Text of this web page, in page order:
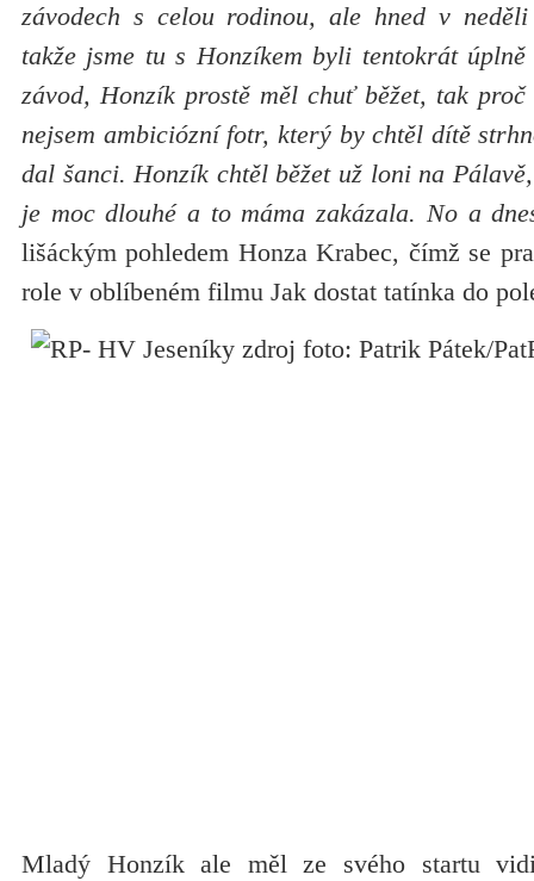
závodech s celou rodinou, ale hned v
takže jsme tu s Honzíkem byli tentokrát
závod, Honzík prostě měl chuť běžet, tak
nejsem ambiciózní fotr, který by chtěl dítě
dal šanci. Honzík chtěl běžet už loni na
je moc dlouhé a to máma zakázala. No a
lišáckým pohledem Honza Krabec, čímž se
role v oblíbeném filmu Jak dostat tatínka do
Mladý Honzík ale měl ze svého startu